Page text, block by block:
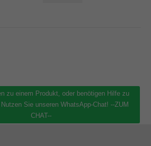
zu einem Produkt, oder benötigen Hilfe zu
Sie unseren WhatsApp-Chat! --ZUM
CHAT--